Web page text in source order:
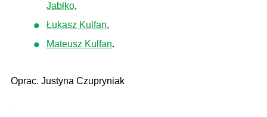
Jabłko,
Łukasz Kulfan,
Mateusz Kulfan.
Oprac. Justyna Czupryniak